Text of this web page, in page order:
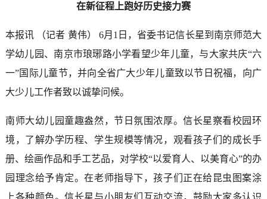
在新征程上跑好历史接力赛
本报讯 （记者 黄伟） 6月1日，省委书记信长星到南京师范大
学幼儿园、南京市琅琊路小学看望少年儿童，与大家共庆“六
一”国际儿童节，并向全省广大少年儿童致以节日祝福，向广
大少儿工作者致以诚挚问候。
南师大幼儿园童趣盎然，节日氛围浓厚。信长星察看校园环
境，了解办学历程、学生规模等情况，观看孩子们的成长手
册、绘画作品和手工艺品，对学校“以爱育人、以美育心”的办
园理念给予肯定。在老师指导下，孩子们正在给昆虫图案涂
上各种颜色。信长星与小朋友们互动交流，鼓励大家多认识